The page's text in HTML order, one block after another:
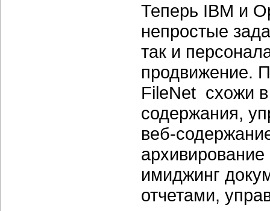
Теперь IBM и
непростые
так и
продвижение.
FileNet схожи в
содержания,
веб-
имиджинг
отчетами,